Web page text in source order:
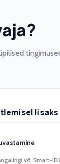
lisaks
või Smart-ID